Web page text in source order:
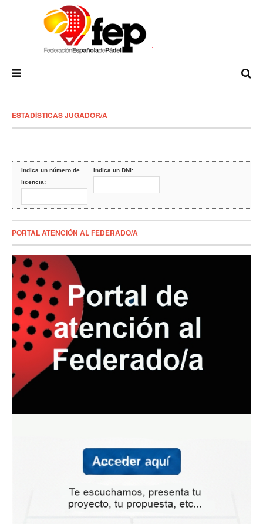
ESTADÍSTICAS JUGADOR/A
Indica un número de
licencia:
Indica un DNI:
PORTAL ATENCIÓN AL FEDERADO/A